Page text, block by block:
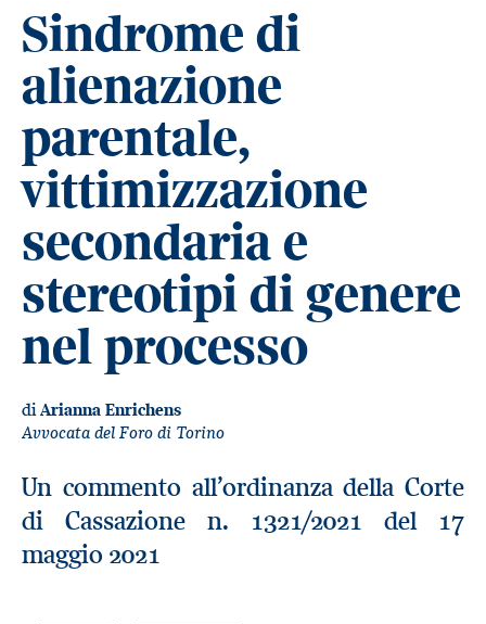
Sindrome di
alienazione
parentale,
vittimizzazione
secondaria e
stereotipi di genere
nel processo
diArianna Enrichens
Avvocata del Foro di Torino
Un commento all’ordinanza della Corte
di Cassazione n. 1321/2021 del 17
maggio 2021